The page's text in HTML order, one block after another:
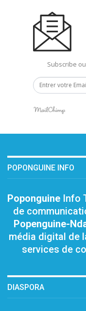
Subscribe
POPONGUINE INFO
Poponguine Info
de
Popenguine-
média digital de
services de
DIASPORA